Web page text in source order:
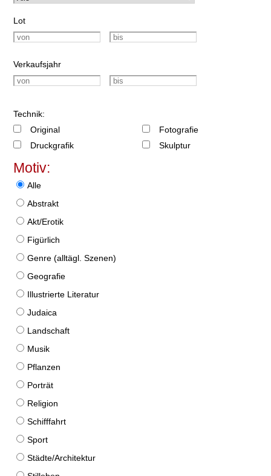
Lot
Verkaufsjahr
Technik:
Original
Druckgrafik
Fotografie
Skulptur
Motiv:
Alle
Abstrakt
Akt/Erotik
Figürlich
Genre (alltägl. Szenen)
Geografie
Illustrierte Literatur
Judaica
Landschaft
Musik
Pflanzen
Porträt
Religion
Schifffahrt
Sport
Städte/Architektur